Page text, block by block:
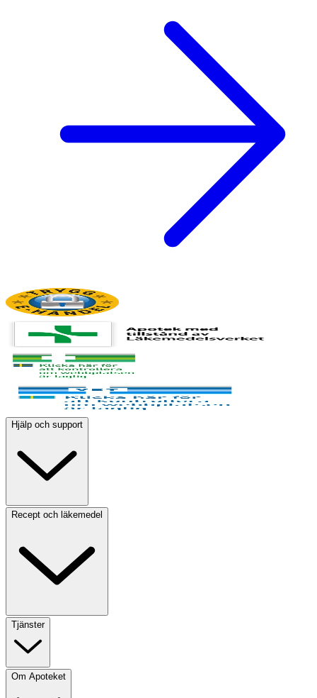
Hjälp och support
Recept och läkemedel
Tjänster
Om Apoteket